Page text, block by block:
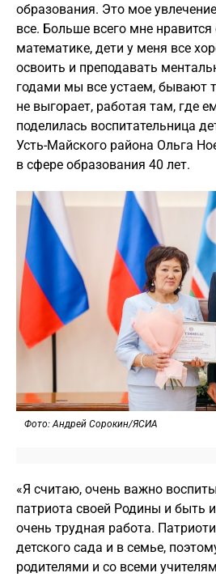
образования. Это мое
все. Больше всего мне нравится
математике, дети у меня все
освоить и преподавать
годами мы все устаем, бывают
не выгорает, работая там, где
поделилась воспитательница
Усть-Майского района Ольга
в сфере образования 40 лет.
Фото: Андрей Сорокин/ЯСИА
«Я считаю, очень важно
патриота своей Родины и быть
очень трудная работа.
детского сада и в семье,
родителями и со всеми